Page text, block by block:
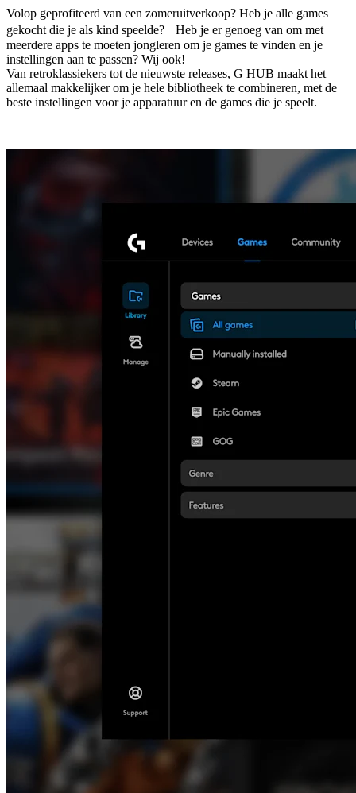
Volop geprofiteerd van een zomeruitverkoop? Heb je alle games
gekocht die je als kind speelde? Heb je er genoeg van om met
meerdere apps te moeten jongleren om je games te vinden en je
instellingen aan te passen? Wij ook!
Van retroklassiekers tot de nieuwste releases, G HUB maakt het
allemaal makkelijker om je hele bibliotheek te combineren, met de
beste instellingen voor je apparatuur en de games die je speelt.